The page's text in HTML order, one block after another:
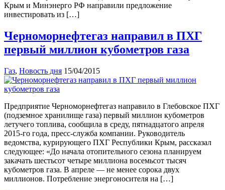
Крым и Минэнерго РФ направили предложение
инвестировать из […]
Черноморнефтегаз направил в ПХГ
первый миллион кубометров газа
Газ, Новость дня 15/04/2015
Предприятие Черноморнефтегаз направило в Глебовское ПХГ
(подземное хранилище газа) первый миллион кубометров
летучего топлива, сообщила в среду, пятнадцатого апреля
2015-го года, пресс-служба компании. Руководитель
ведомства, курирующего ПХГ Республики Крым, рассказал
следующее: «До начала отопительного сезона планируем
закачать шестьсот четыре миллиона восемьсот тысяч
кубометров газа. В апреле — не менее сорока двух
миллионов. Потребление энергоносителя на […]